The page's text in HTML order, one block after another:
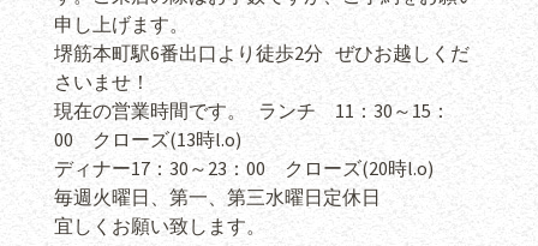
申し上げます。
堺筋本町駅6番出口より徒歩2分 ぜひお越しくだ
さいませ！
現在の営業時間です。 ランチ 11：30～15：
00 クローズ(13時l.o)
ディナー17：30～23：00 クローズ(20時l.o)
毎週火曜日、第一、第三水曜日定休日
宜しくお願い致します。